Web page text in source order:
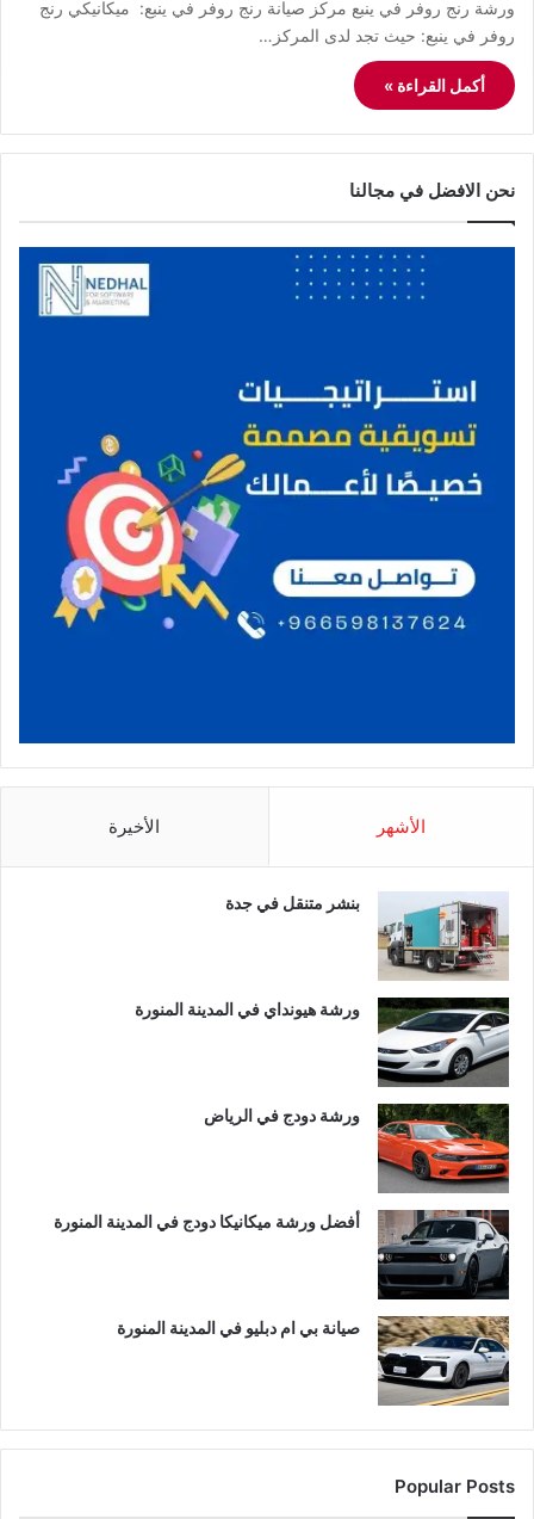
ورشة رنج روفر في ينبع مركز صيانة رنج روفر في ينبع: ميكانيكي رنج
روفر في ينبع: حيث تجد لدى المركز…
أكمل القراءة »
نحن الافضل في مجالنا
الأشهر الأخيرة
بنشر متنقل في جدة
ورشة هيونداي في المدينة المنورة
ورشة دودج في الرياض
أفضل ورشة ميكانيكا دودج في المدينة المنورة
صيانة بي ام دبليو في المدينة المنورة
Popular Posts